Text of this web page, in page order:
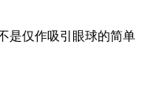
是仅作吸引眼球的简单